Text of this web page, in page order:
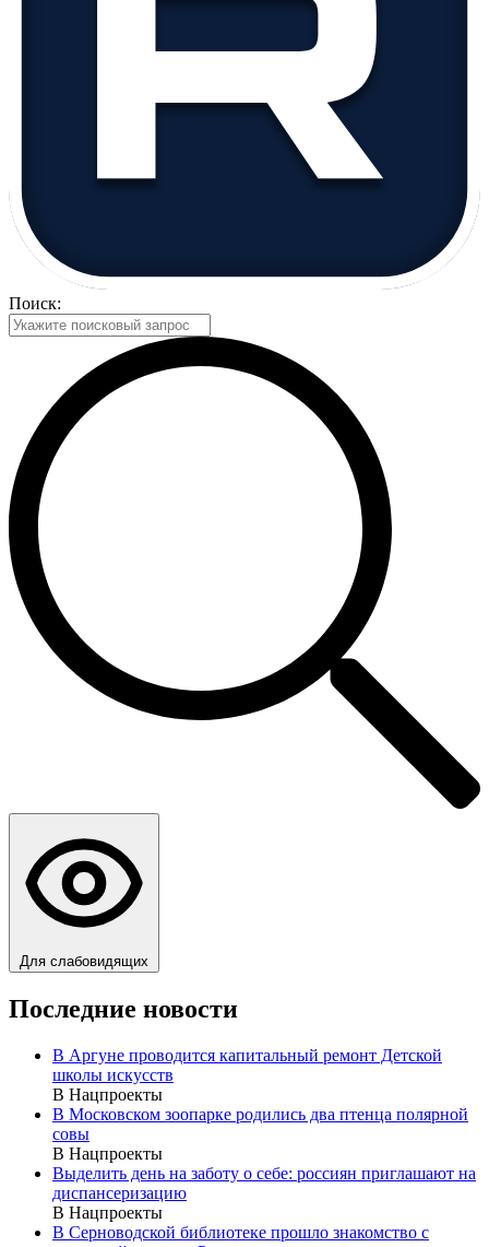
Поиск:
Для слабовидящих
Последние новости
В Аргуне проводится капитальный ремонт Детской
школы искусств
В Нацпроекты
В Московском зоопарке родились два птенца полярной
совы
В Нацпроекты
Выделить день на заботу о себе: россиян приглашают на
диспансеризацию
В Нацпроекты
В Серноводской библиотеке прошло знакомство с